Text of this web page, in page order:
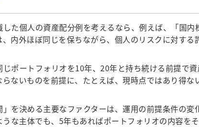
た個人の資産配分例を考えるなら、例えば、「国
内外ほぼ同じを保ちながら、個人のリスクに対する
ポートフォリオを10年、20年と持ち続ける前提で
ないものを前提に、たとえば、現時点ではあり得な
を決める主要なファクターは、運用の前提条件の
な主体でも、5年もあればポートフォリオの内容